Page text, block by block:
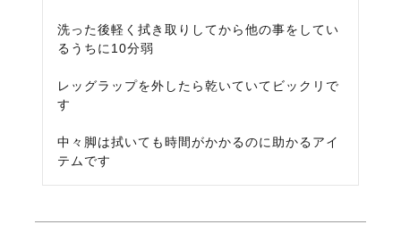
洗った後軽く拭き取りしてから他の事をしてい
るうちに10分弱
レッグラップを外したら乾いていてビックリで
す
中々脚は拭いても時間がかかるのに助かるアイ
テムです